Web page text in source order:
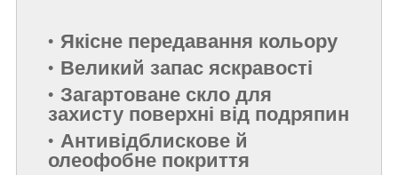
Якісне передавання кольору
Великий запас яскравості
Загартоване скло для
захисту поверхні від подряпин
Антивідблискове й
олеофобне покриття